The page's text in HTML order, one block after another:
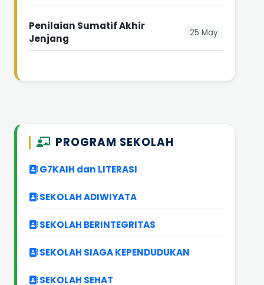
Penilaian Sumatif Akhir
Jenjang
25 May
PROGRAM SEKOLAH
G7KAIH dan LITERASI
SEKOLAH ADIWIYATA
SEKOLAH BERINTEGRITAS
SEKOLAH SIAGA KEPENDUDUKAN
SEKOLAH SEHAT